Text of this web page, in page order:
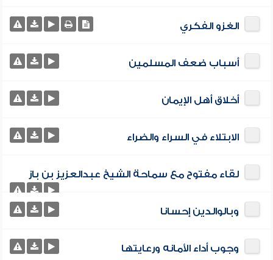
الغزو الفكري
أسباب ضعف المسلمين
أخلاق أهل الإيمان
الابتلاء في السراء والضراء
لقاء مفتوح مع سماحة الشيخ عبدالعزيز بن باز
وبالوالدين إحسانا
وجوب أداء الأمانه ورعايتها